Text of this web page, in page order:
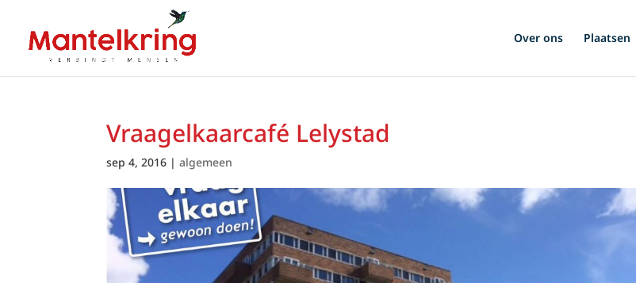
Over ons Plaatsen
Vraagelkaarcafé Lelystad
sep 4, 2016 |algemeen